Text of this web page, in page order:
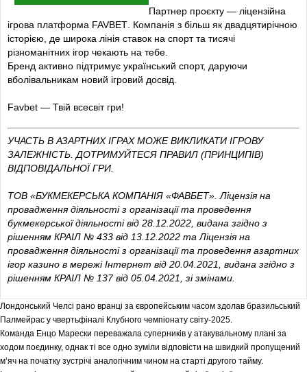
Партнер проєкту — ліцензійна
ігрова платформа FAVBET . Компанія з більш як двадцятирічною
історією, де широка лінія ставок на спорт та тисячі
різноманітних ігор чекають на тебе.
Бренд активно підтримує український спорт, даруючи
вболівальникам новий ігровий досвід.
Favbet — Твій всесвіт гри!
УЧАСТЬ В АЗАРТНИХ ІГРАХ МОЖЕ ВИКЛИКАТИ ІГРОВУ
ЗАЛЕЖНІСТЬ. ДОТРИМУЙТЕСЯ ПРАВИЛ (ПРИНЦИПІВ)
ВІДПОВІДАЛЬНОЇ ГРИ.
ТОВ «БУКМЕКЕРСЬКА КОМПАНІЯ «ФАВБЕТ». Ліцензія на
провадження діяльності з організації та проведення
букмекерської діяльності від 28.12.2022, видана згідно з
рішенням КРАІЛ № 433 від 13.12.2022 та Ліцензія на
провадження діяльності з організації та проведення азартних
ігор казино в мережі Інтернет від 20.04.2021, видана згідно з
рішенням КРАІЛ № 137 від 05.04.2021, зі змінами.
Лондонський Челсі рано вранці за європейським часом здолав бразильський
Палмейрас у чвертьфіналі Клубного чемпіонату світу-2025.
Команда Енцо Марески переважала суперників у атакувальному плані за
ходом поєдинку, однак ті все одно зуміли відповісти на швидкий пропущений
м’яч на початку зустрічі аналогічним чином на старті другого тайму.